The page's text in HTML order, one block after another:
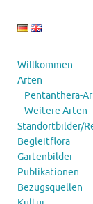
Willkommen
Arten
Pentanthera-
Weitere Arten
Standortbilder/
Begleitflora
Gartenbilder
Publikationen
Bezugsquellen